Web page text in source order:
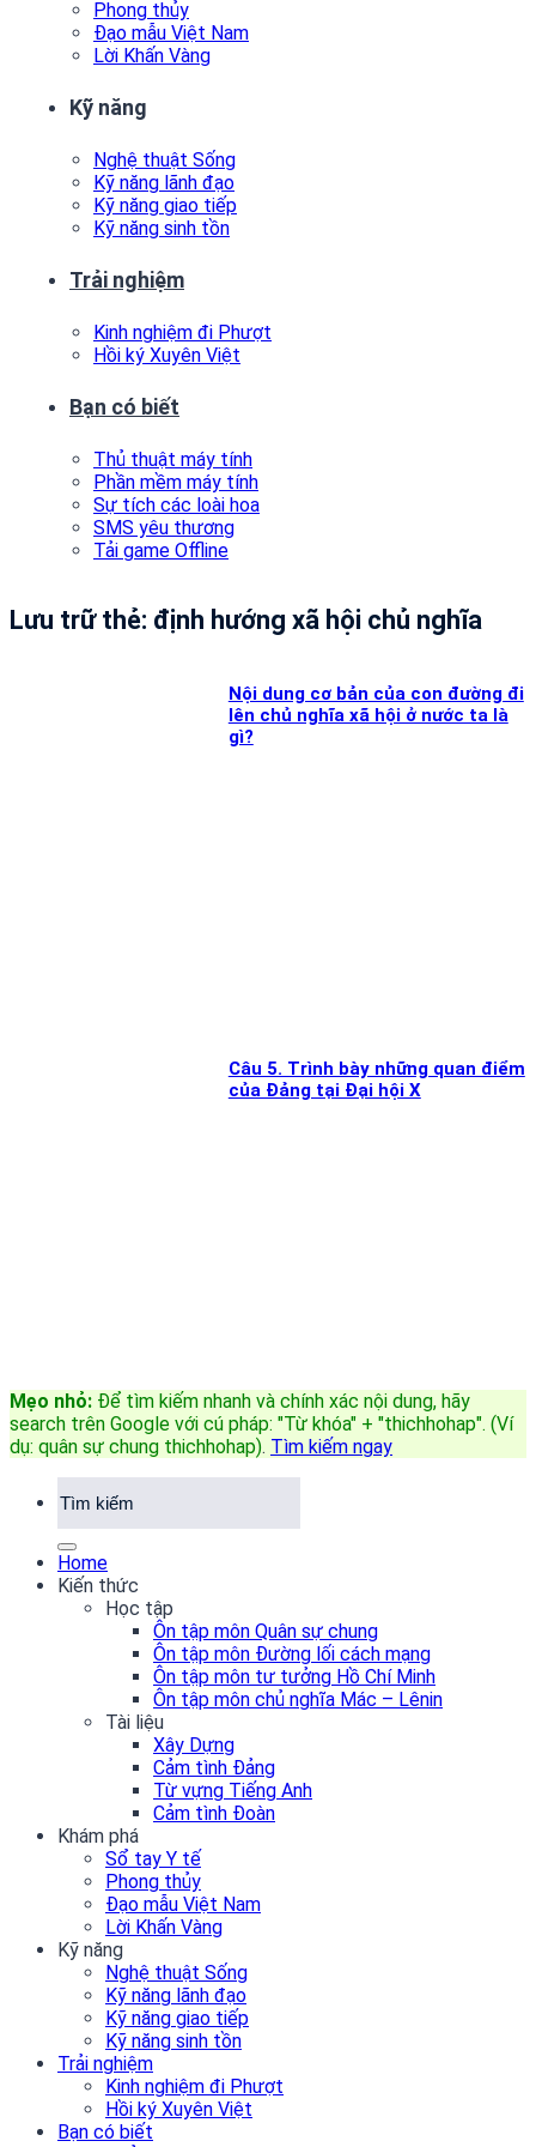
Phong thủy
Đạo mẫu Việt Nam
Lời Khấn Vàng
Kỹ năng
Nghệ thuật Sống
Kỹ năng lãnh đạo
Kỹ năng giao tiếp
Kỹ năng sinh tồn
Trải nghiệm
Kinh nghiệm đi Phượt
Hồi ký Xuyên Việt
Bạn có biết
Thủ thuật máy tính
Phần mềm máy tính
Sự tích các loài hoa
SMS yêu thương
Tải game Offline
Lưu trữ thẻ: định hướng xã hội chủ nghĩa
Nội dung cơ bản của con đường đi
lên chủ nghĩa xã hội ở nước ta là
gì?
Câu 5. Trình bày những quan điểm
của Đảng tại Đại hội X
Mẹo nhỏ: Để tìm kiếm nhanh và chính xác nội dung, hãy
search trên Google với cú pháp: "Từ khóa" + "thichhohap". (Ví
dụ: quân sự chung thichhohap). Tìm kiếm ngay
Home
Kiến thức
Học tập
Ôn tập môn Quân sự chung
Ôn tập môn Đường lối cách mạng
Ôn tập môn tư tưởng Hồ Chí Minh
Ôn tập môn chủ nghĩa Mác – Lênin
Tài liệu
Xây Dựng
Cảm tình Đảng
Từ vựng Tiếng Anh
Cảm tình Đoàn
Khám phá
Sổ tay Y tế
Phong thủy
Đạo mẫu Việt Nam
Lời Khấn Vàng
Kỹ năng
Nghệ thuật Sống
Kỹ năng lãnh đạo
Kỹ năng giao tiếp
Kỹ năng sinh tồn
Trải nghiệm
Kinh nghiệm đi Phượt
Hồi ký Xuyên Việt
Bạn có biết